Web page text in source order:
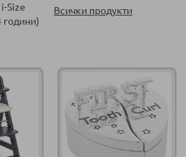
Size
години)
Всички продукти